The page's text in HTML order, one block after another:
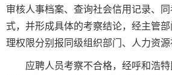
审核人事档案、查询社会信用记录、
式，并形成具体的考察结论，经主管
理权限分别报同级组织部门、人力资源
应聘人员考察不合格，经呼和浩